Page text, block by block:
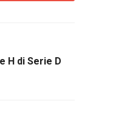
H di Serie D